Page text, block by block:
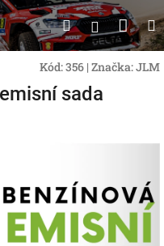
Hledat
Kód:356 | Značka:JLM
sada